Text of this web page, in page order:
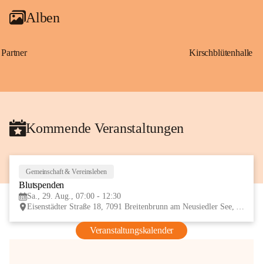
Alben
Partner Kirschblütenhalle
Kommende Veranstaltungen
Gemeinschaft & Vereinsleben
Blutspenden
Sa., 29. Aug., 07:00 - 12:30
Eisenstädter Straße 18, 7091 Breitenbrunn am Neusiedler See, AUT
Veranstaltungskalender